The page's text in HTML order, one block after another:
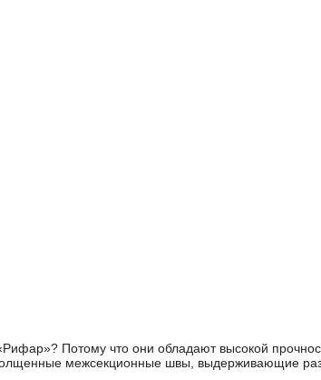
Потому что они обладают высокой
межсекционные швы, выдерживающие